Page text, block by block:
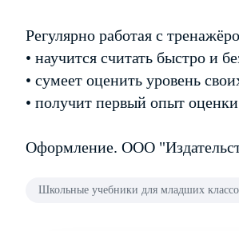
Регулярно работая с
• научится считать быстро и
• сумеет оценить уровень
• получит первый опыт
Оформление. ООО
Школьные учебники для младших